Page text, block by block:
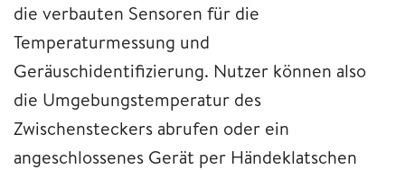
die verbauten Sensoren für die
Temperaturmessung und
Geräuschidentifizierung. Nutzer können also
die Umgebungstemperatur des
Zwischensteckers abrufen oder ein
angeschlossenes Gerät per Händeklatschen